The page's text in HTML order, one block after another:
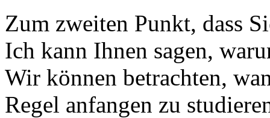
Zum zweiten Punkt, dass
Ich kann Ihnen sagen,
Wir können betrachten,
Regel anfangen zu